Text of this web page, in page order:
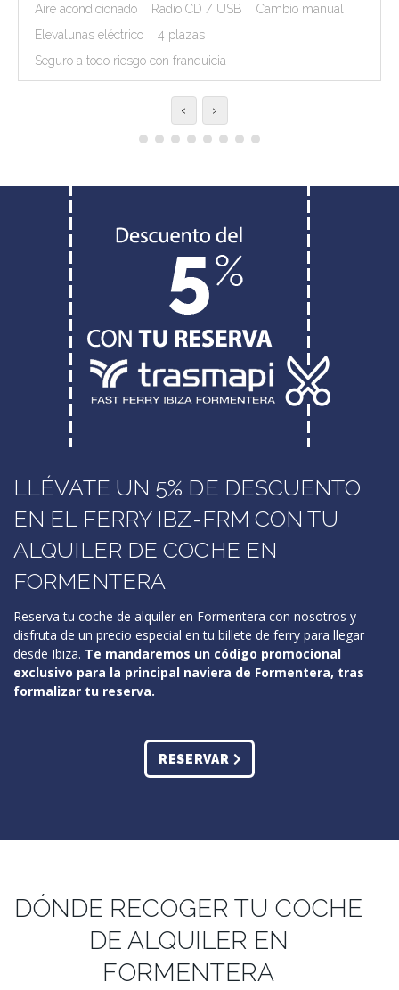
Aire acondicionado Radio CD / USB
Cambio manual
Elevalunas eléctrico
4 plazas
Seguro a todo riesgo con franquicia
‹ ›
LLÉVATE UN 5% DE DESCUENTO
EN EL FERRY IBZ-FRM CON TU
ALQUILER DE COCHE EN
FORMENTERA
Reserva tu coche de alquiler en Formentera con nosotros y
disfruta de un precio especial en tu billete de ferry para llegar
desde Ibiza. Te mandaremos un código promocional
exclusivo para la principal naviera de Formentera, tras
formalizar tu reserva.
RESERVAR
DÓNDE RECOGER TU COCHE
DE ALQUILER EN
FORMENTERA